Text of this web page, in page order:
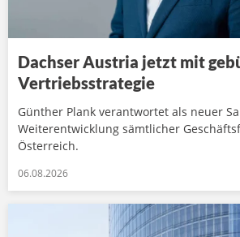
Dachser Austria jetzt mit
Vertriebsstrategie
Günther Plank verantwortet als neuer
Weiterentwicklung sämtlicher
Österreich.
06.08.2026